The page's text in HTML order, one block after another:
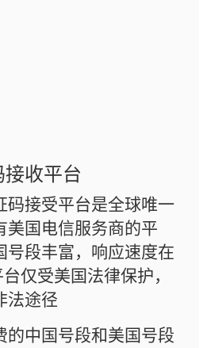
收平台
码接受平台是全球唯一
美国电信服务商的平
号段丰富，响应速度在
仅受美国法律保护，
法途径
的中国号段和美国号段